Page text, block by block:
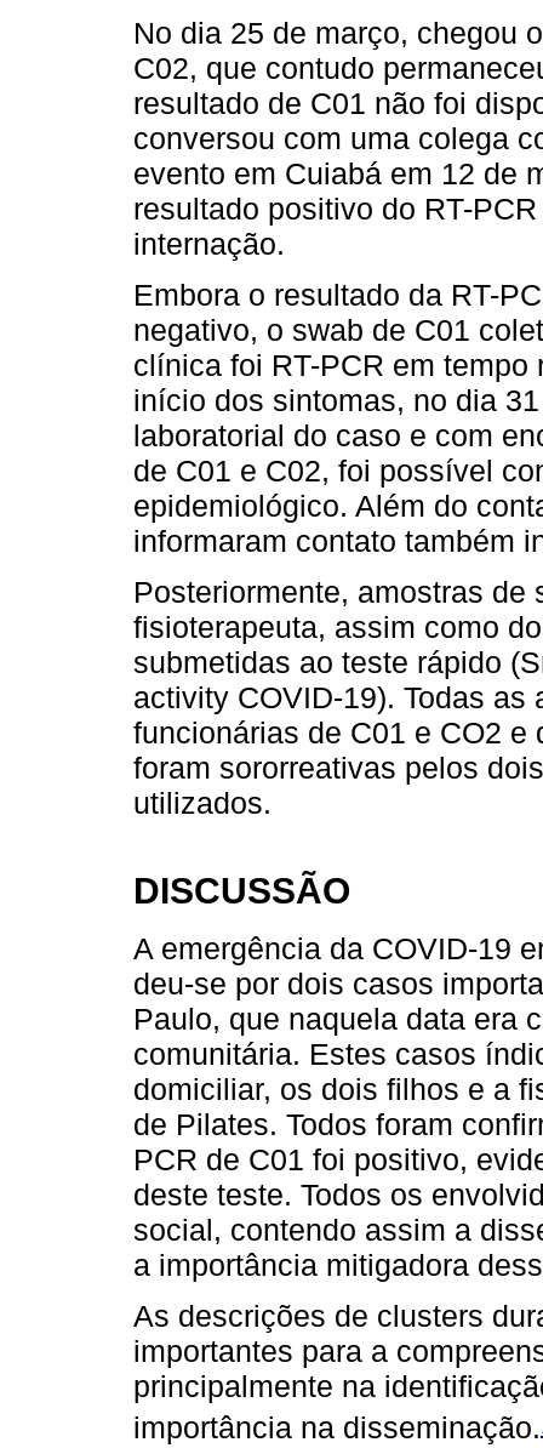
No dia 25 de março, chegou
C02, que contudo
resultado de C01 não foi
conversou com uma colega
evento em Cuiabá em 12 de
resultado positivo do RT-
internação.
Embora o resultado da RT-
negativo, o swab de C01
clínica foi RT-PCR em
início dos sintomas, no dia
laboratorial do caso e com
de C01 e C02, foi possível
epidemiológico. Além do
informaram contato também
Posteriormente, amostras
fisioterapeuta, assim como
submetidas ao teste rápido
activity COVID-19). Todas
funcionárias de C01 e CO2
foram sororreativas pelos
utilizados.
DISCUSSÃO
A emergência da COVID-19
deu-se por dois casos
Paulo, que naquela data era
comunitária. Estes casos
domiciliar, os dois filhos e a
de Pilates. Todos foram
PCR de C01 foi positivo,
deste teste. Todos os
social, contendo assim a
a importância mitigadora
As descrições de clusters
importantes para a
principalmente na
importância na disseminação.